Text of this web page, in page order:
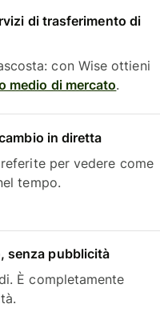
di trasferimento di
con Wise ottieni
medio di mercato.
in diretta
per vedere come
tempo.
senza pubblicità
È completamente